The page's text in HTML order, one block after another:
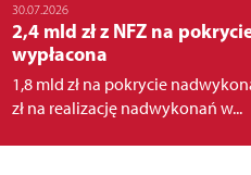
30.07.2026
2,4 mld zł z NFZ na
wypłacona
1,8 mld zł na pokrycie
zł na realizację nadwykonań w...